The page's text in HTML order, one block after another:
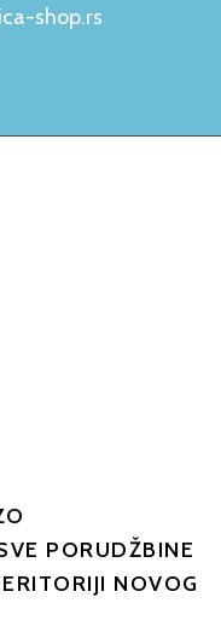
shop.rs
PORUDŽBINE
NOVOG